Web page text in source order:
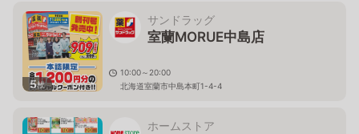
5枚
サンドラッグ
室蘭MORUE中島店
10:00～20:00
北海道室蘭市中島本町1-4-4
ホームストア